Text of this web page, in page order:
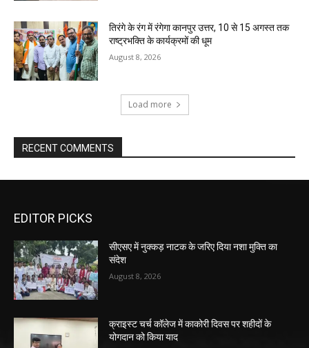
तिरंगे के रंग में रंगेगा कानपुर उत्तर, 10 से 15 अगस्त तक
राष्ट्रभक्ति के कार्यक्रमों की धूम
August 8, 2026
Load more
RECENT COMMENTS
EDITOR PICKS
सीएसए में नुक्कड़ नाटक के जरिए दिया नशा मुक्ति का
संदेश
August 8, 2026
क्राइस्ट चर्च कॉलेज में काकोरी दिवस पर शहीदों के
योगदान को किया याद